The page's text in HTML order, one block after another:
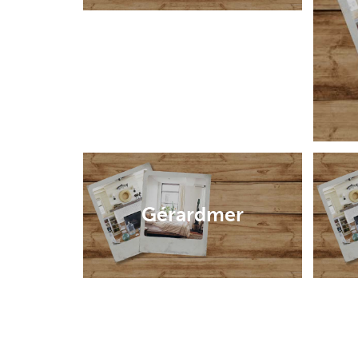
Gérardmer